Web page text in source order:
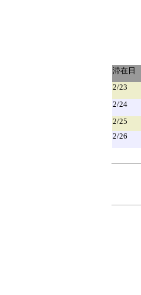
滞在日
2/23
2/24
2/25
2/26